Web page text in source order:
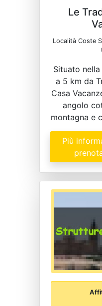
Le
Località Coste
Situato
a 5 km da
Casa
angolo
montagna e
Più